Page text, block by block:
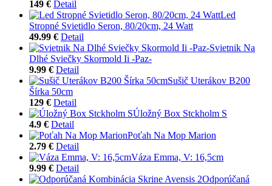
149 € Detail
Led
Stropné Svietidlo Seron, 80/20cm, 24 Watt
49.99 € Detail
Svietnik Na
Dlhé Sviečky Skormold Ii -Paz-
9.99 € Detail
Sušič Uterákov B200
Šírka 50cm
129 € Detail
Úložný Box Stckholm S
4.9 € Detail
Poťah Na Mop Marion
2.79 € Detail
Váza Emma, V: 16,5cm
9.99 € Detail
Odporúčaná